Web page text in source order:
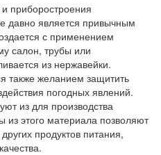
приборостроения
давно является привычным
с применением
салон, трубы или
из нержавейки.
также желанием защитить
погодных явлений.
из для производства
из этого материала позволяют
продуктов питания,